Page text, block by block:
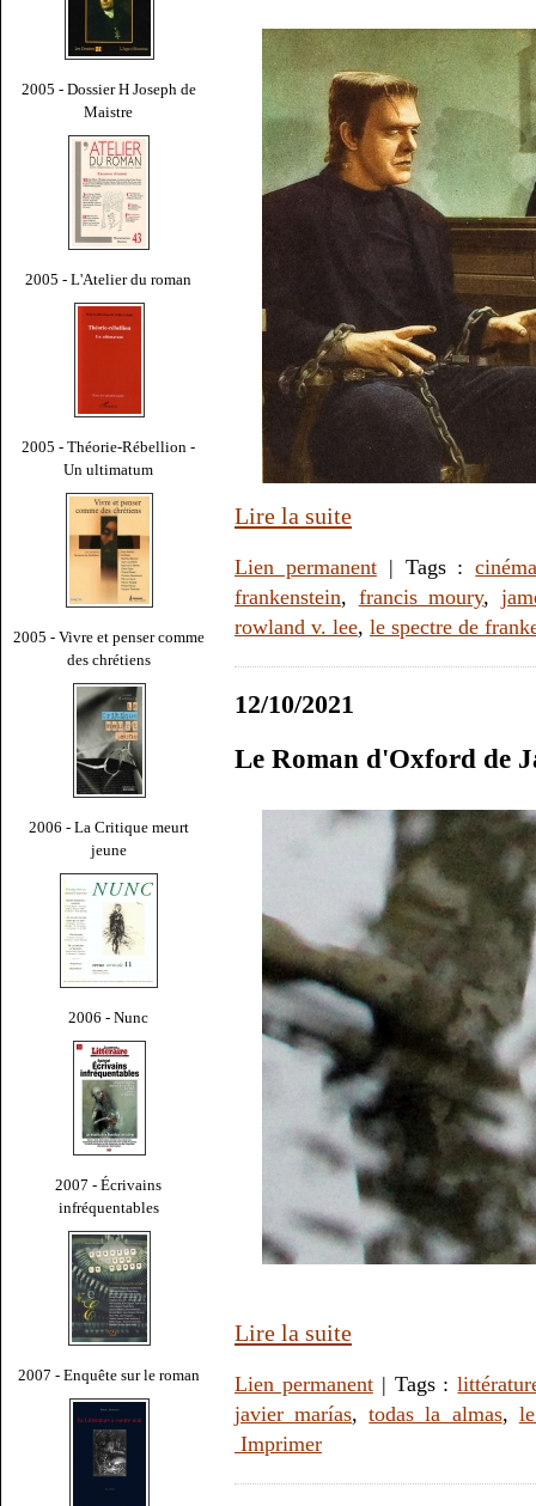
2005 - Dossier H Joseph de
Maistre
2005 - L'Atelier du roman
2005 - Théorie-Rébellion -
Un ultimatum
2005 - Vivre et penser comme
des chrétiens
2006 - La Critique meurt
jeune
2006 - Nunc
2007 - Écrivains
infréquentables
2007 - Enquête sur le roman
Lire la suite
Lien permanent| Tags :
frankenstein, francis moury,
rowland v. lee, le spectre de
12/10/2021
Le Roman d'Oxford de
Lire la suite
Lien permanent| Tags :
javier marías,todas la almas,
Imprimer